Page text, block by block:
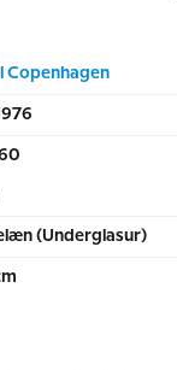
Copenhagen
(Underglasur)